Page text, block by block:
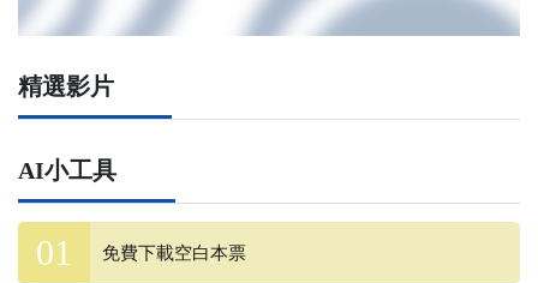
精選影片
AI小工具
免費下載空白本票